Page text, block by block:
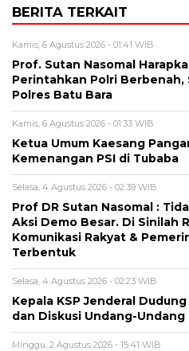
BERITA TERKAIT
Kamis, 6 Agustus 2026 - 01:41 WIB
Prof. Sutan Nasomal
Perintahkan Polri Berbenah,
Polres Batu Bara
Kamis, 6 Agustus 2026 - 01:33 WIB
Ketua Umum Kaesang
Kemenangan PSI di Tubaba
Selasa, 4 Agustus 2026 - 02:39 WIB
Prof DR Sutan Nasomal :
Aksi Demo Besar. Di Sinilah
Komunikasi Rakyat &
Terbentuk
Selasa, 4 Agustus 2026 - 02:23 WIB
Kepala KSP Jenderal
dan Diskusi Undang-
Minggu, 2 Agustus 2026 - 15:41 WIB